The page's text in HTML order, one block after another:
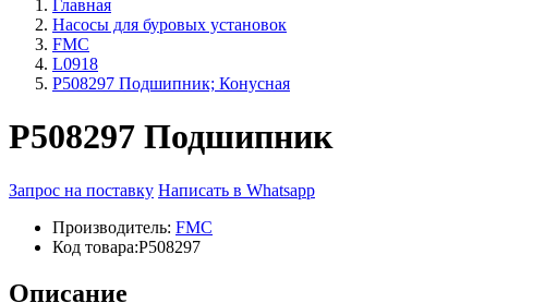
Главная
Насосы для буровых установок
FMC
L0918
P508297 Подшипник; Конусная
P508297 Подшипник
Запрос на поставку Написать в Whatsapp
Производитель: FMC
Код товара:P508297
Описание